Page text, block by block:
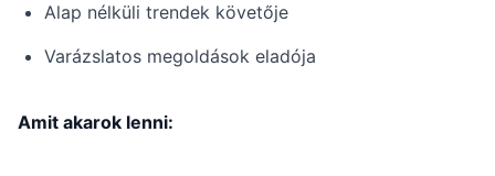
Alap nélküli trendek követője
Varázslatos megoldások eladója
Amit akarok lenni: